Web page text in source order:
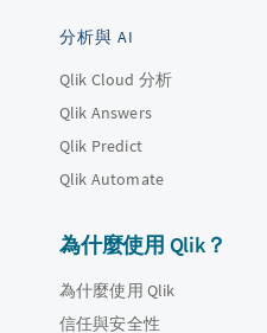
分析與 AI
Qlik Cloud 分析
Qlik Answers
Qlik Predict
Qlik Automate
為什麼使用 Qlik？
為什麼使用 Qlik
信任與安全性